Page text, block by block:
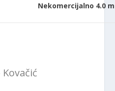
Nekomercijalno 4.0